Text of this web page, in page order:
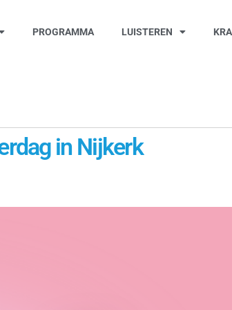
PROGRAMMA LUISTEREN
in Nijkerk